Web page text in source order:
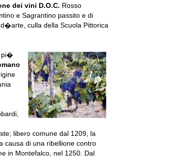
dei vini D.O.C. Rosso
e Sagrantino passito e di
culla della Scuola Pittorica
pi�
libero comune dal 1209, la
causa di una ribellione contro
in Montefalco, nel 1250. Dal